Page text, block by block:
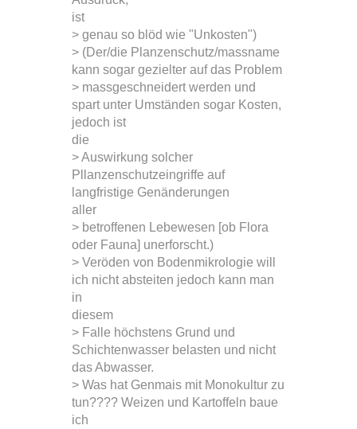
ist
> genau so blöd wie "Unkosten")
> (Der/die Planzenschutz/massname
kann sogar gezielter auf das Problem
> massgeschneidert werden und
spart unter Umständen sogar Kosten,
jedoch ist
die
> Auswirkung solcher
Pllanzenschutzeingriffe auf
langfristige Genänderungen
aller
> betroffenen Lebewesen [ob Flora
oder Fauna] unerforscht.)
> Veröden von Bodenmikrologie will
ich nicht absteiten jedoch kann man
in
diesem
> Falle höchstens Grund und
Schichtenwasser belasten und nicht
das Abwasser.
> Was hat Genmais mit Monokultur zu
tun???? Weizen und Kartoffeln baue
ich